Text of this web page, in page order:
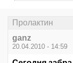
Пролактин
ganz
20.04.2010 - 14:59